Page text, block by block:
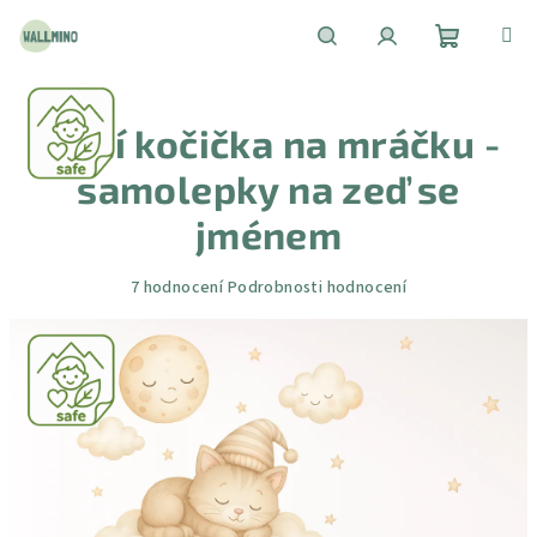
obsah
košík
Spící kočička na mráčku -
samolepky na zeď se
jménem
Průměrné
produktu
je
4,9
z
5
hvězdiček.
7 hodnoceníPodrobnosti hodnocení